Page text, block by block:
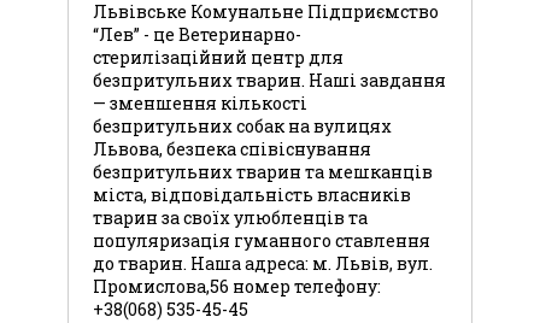
Львівське Комунальне Підприємство
“Лев” - це Ветеринарно-
стерилізаційний центр для
безпритульних тварин. Наші завдання
— зменшення кількості
безпритульних собак на вулицях
Львова, безпека співіснування
безпритульних тварин та мешканців
міста, відповідальність власників
тварин за своїх улюбленців та
популяризація гуманного ставлення
до тварин. Наша адреса: м. Львів, вул.
Промислова,56 номер телефону:
+38(068) 535-45-45